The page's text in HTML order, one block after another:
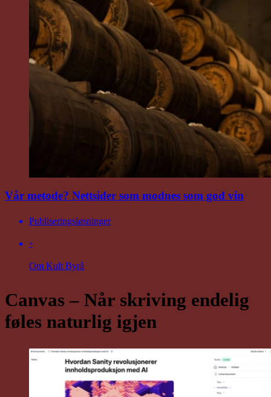
Vår metode? Nettsider som modnes som god vin
Publiseringsløsninger
◦
Om Kult Byrå
Canvas – Når skriving endelig
føles naturlig igjen